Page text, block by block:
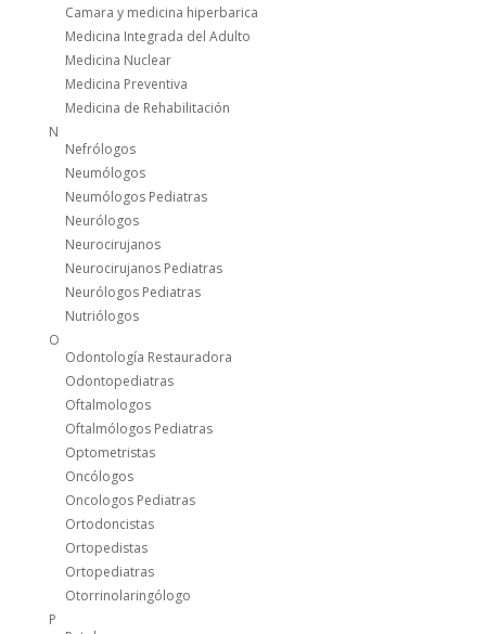
Camara y medicina hiperbarica
Medicina Integrada del Adulto
Medicina Nuclear
Medicina Preventiva
Medicina de Rehabilitación
N
Nefrólogos
Neumólogos
Neumólogos Pediatras
Neurólogos
Neurocirujanos
Neurocirujanos Pediatras
Neurólogos Pediatras
Nutriólogos
O
Odontología Restauradora
Odontopediatras
Oftalmologos
Oftalmólogos Pediatras
Optometristas
Oncólogos
Oncologos Pediatras
Ortodoncistas
Ortopedistas
Ortopediatras
Otorrinolaringólogo
P